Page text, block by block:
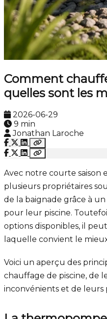
Comment
quelles sont les
2026-06-29
9 min
Jonathan Laroche
Avec notre courte saison
plusieurs propriétaires
de la baignade grâce à
pour leur piscine.
options disponibles, il
laquelle convient le mieux
Voici un aperçu des
chauffage de piscine, de
inconvénients et de leurs